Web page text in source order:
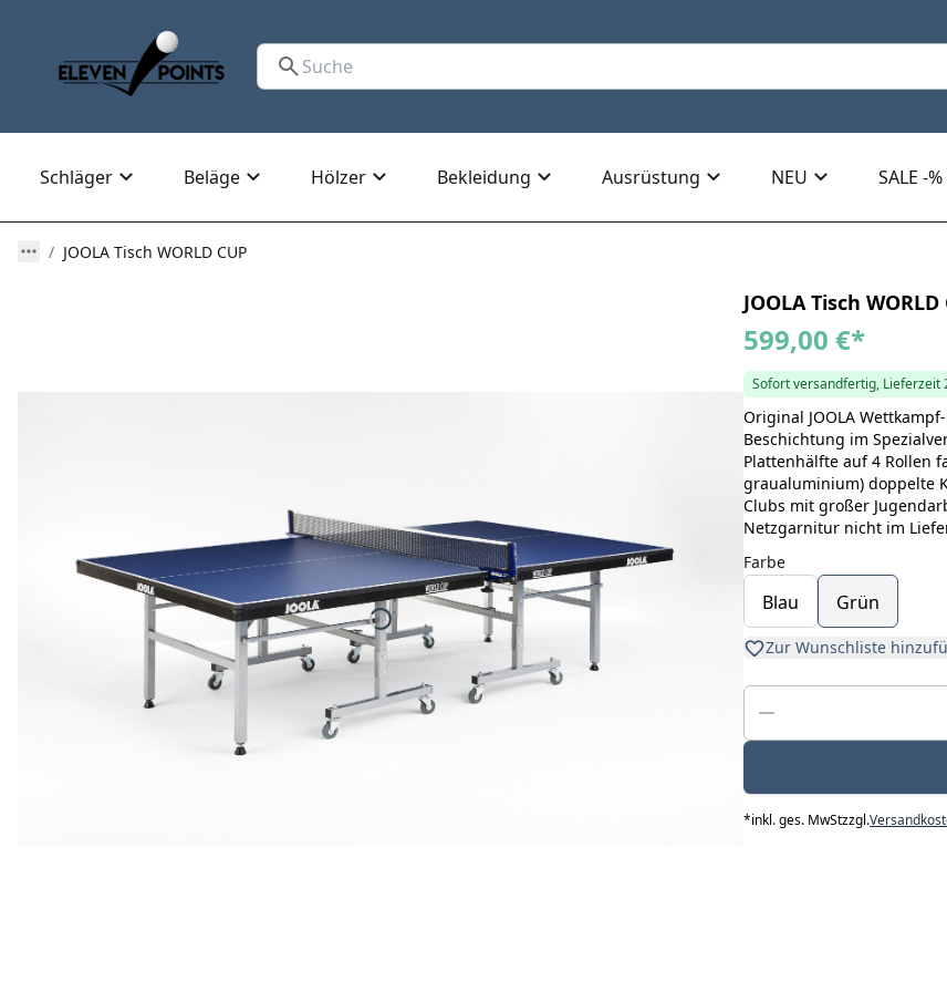
Schläger Beläge Hölzer Bekleidung Ausrüstung NEU SALE -%
JOOLA Tisch WORLD CUP
JOOLA Tisch WORLD
599,00 €*
Sofort versandfertig, Lieferzeit
Original JOOLA
Beschichtung im
Plattenhälfte auf 4 Rollen
graualuminium) doppelte
Clubs mit großer
Netzgarnitur nicht im
Farbe
Blau Grün
Zur Wunschliste
*inkl. ges. MwStzzgl.